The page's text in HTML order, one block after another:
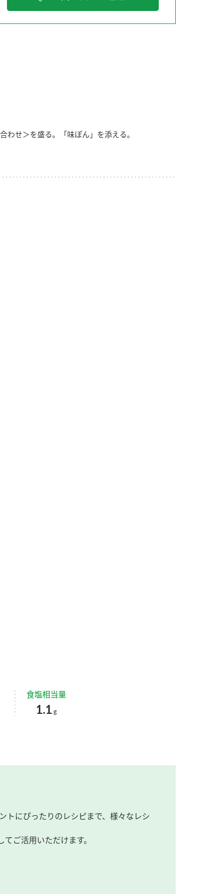
わせ＞を盛る。「味ぽん」を添える。
食塩相当量
1.1 g
トにぴったりのレシピまで、様々なレシ
ご活用いただけます。